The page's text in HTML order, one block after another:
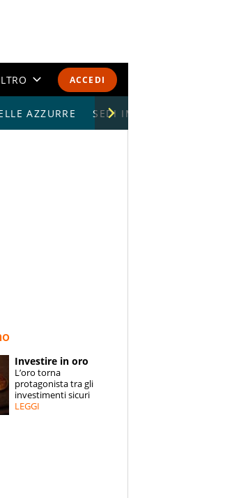
ACCEDI
E CLASSIFICHE
AZZURRE SEDI IMPIANTI
Investire in oro
L’oro torna
protagonista tra gli
investimenti sicuri
LEGGI